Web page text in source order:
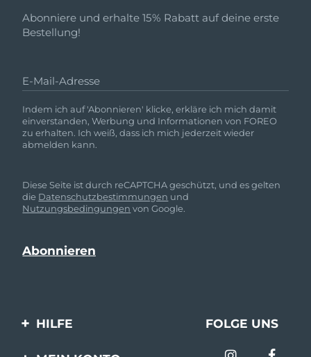
Abonniere und erhalte 15% Rabatt auf deine erste
Bestellung!
E-Mail-Adresse
Indem ich auf 'Abonnieren' klicke, erkläre ich mich damit
einverstanden, Werbung und Informationen von FOREO
zu erhalten. Ich weiß, dass ich mich jederzeit wieder
abmelden kann.
Diese Seite ist durch reCAPTCHA geschützt, und es gelten
die Datenschutzbestimmungen und
Nutzungsbedingungen von Google.
HILFE
Kontaktiere uns
FOLGE UNS